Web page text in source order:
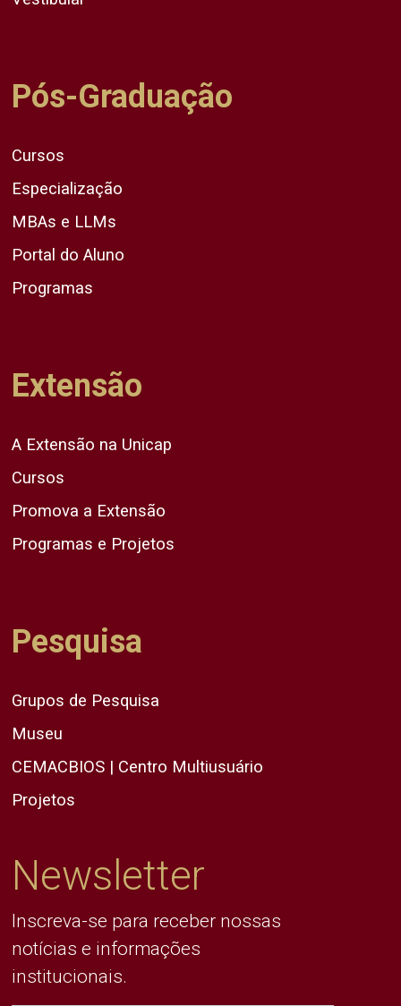
Pós-Graduação
Cursos
Especialização
MBAs e LLMs
Portal do Aluno
Programas
Extensão
A Extensão na Unicap
Cursos
Promova a Extensão
Programas e Projetos
Pesquisa
Grupos de Pesquisa
Museu
CEMACBIOS | Centro Multiusuário
Projetos
Newsletter
Inscreva-se para receber nossas
notícias e informações
institucionais.